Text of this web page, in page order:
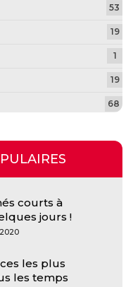
53
19
1
19
68
courts à
jours !
les plus
les temps